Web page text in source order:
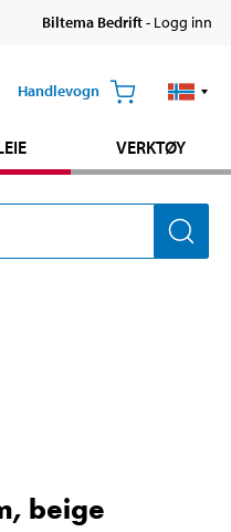
Biltema Bedrift- Logg inn
Handlevogn
VERKTØY
beige